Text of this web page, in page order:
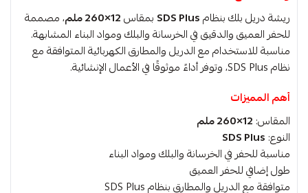
ريشة دريل بلك بنظامSDS Plus بمقاس12×260 ملم
، مصممة
للحفر العميق والدقيق في الخرسانة والبلك ومواد البناء المشابهة.
مناسبة للاستخدام مع الدريل والمطارق الكهربائية المتوافقة مع
نظام SDS Plus، وتوفر أداءً موثوقًا في الأعمال الإنشائية.
أهم المميزات
المقاس: 12×260 ملم
النوع: SDS Plus
مناسبة للحفر في الخرسانة والبلك ومواد البناء
طول إضافي للحفر العميق
متوافقة مع الدريل والمطارق بنظام SDS Plus